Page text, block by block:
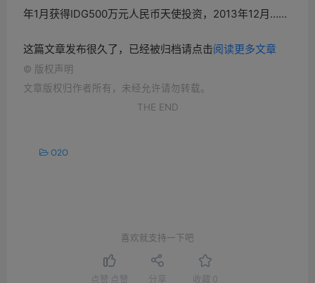
年1月获得IDG500万元人民币天使投资，2013年12月……
这篇文章发布很久了，已经被归档请点击阅读更多文章
© 版权声明
文章版权归作者所有，未经允许请勿转载。
THE END
O2O
喜欢就支持一下吧
点赞 点赞 分享 收藏 0